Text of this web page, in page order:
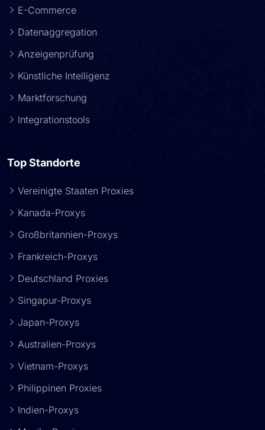
E-Commerce
Datenaggregation
Anzeigenprüfung
Künstliche Intelligenz
Marktforschung
Integrationstools
Top Standorte
Vereinigte Staaten Proxies
Kanada-Proxys
Großbritannien-Proxys
Frankreich-Proxys
Deutschland Proxies
Singapur-Proxys
Japan-Proxys
Australien-Proxys
Vietnam-Proxys
Philippinen Proxies
Indien-Proxys